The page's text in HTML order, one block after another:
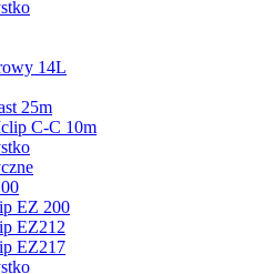
14L
25m
C-C 10m
EZ 200
EZ212
EZ217